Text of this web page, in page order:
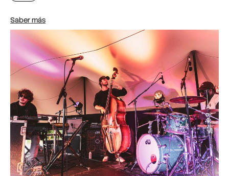
Saber más